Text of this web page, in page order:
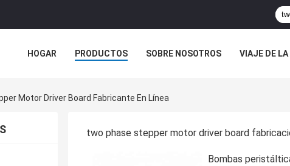
HOGAR PRODUCTOS SOBRE NOSOTROS VIAJE DE LA
Motor Driver Board Fabricante En Línea
two phase stepper motor driver board
Bombas